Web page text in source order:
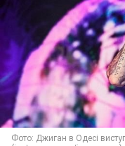
Фото: Джиган в Одесі